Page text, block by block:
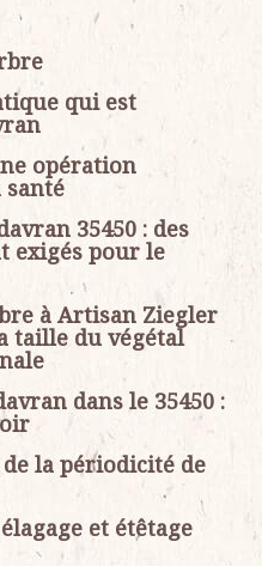
qui est
opération
santé
35450 : des
exigés pour le
à Artisan Ziegler
taille du végétal
dans le 35450 :
de la périodicité de
et étêtage